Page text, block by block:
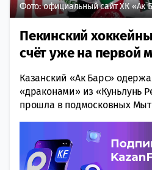
Фото: официальный сайт ХК «Ак
Пекинский
счёт уже на первой
Казанский «Ак Барс»
«драконами» из «Куньлунь
прошла в подмосковных